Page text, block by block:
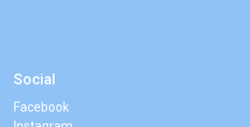
Social
Facebook